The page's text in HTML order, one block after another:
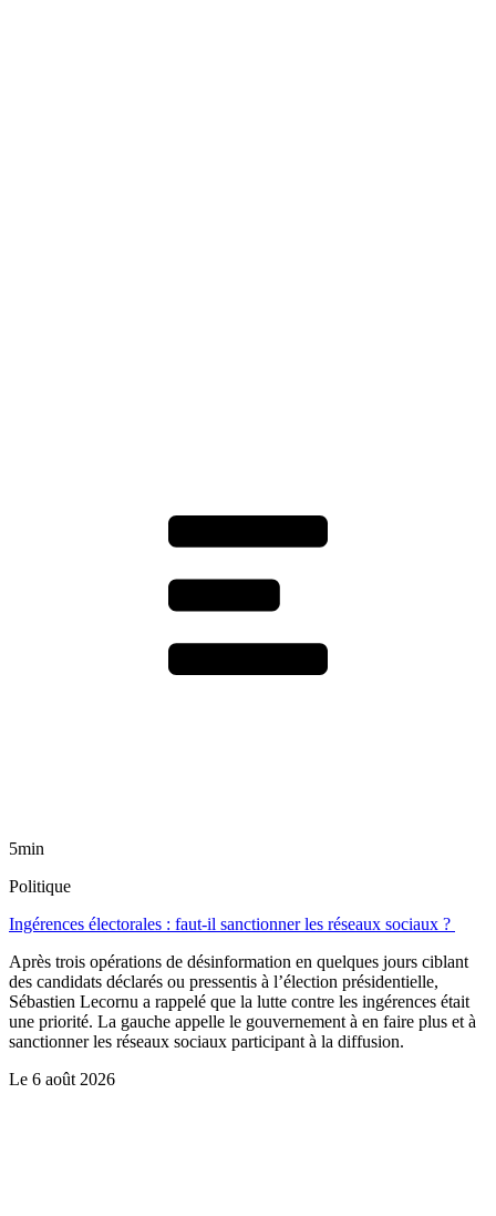
5min
Politique
Ingérences électorales : faut-il sanctionner les réseaux sociaux ?
Après trois opérations de désinformation en quelques jours ciblant
des candidats déclarés ou pressentis à l’élection présidentielle,
Sébastien Lecornu a rappelé que la lutte contre les ingérences était
une priorité. La gauche appelle le gouvernement à en faire plus et à
sanctionner les réseaux sociaux participant à la diffusion.
Le 6 août 2026